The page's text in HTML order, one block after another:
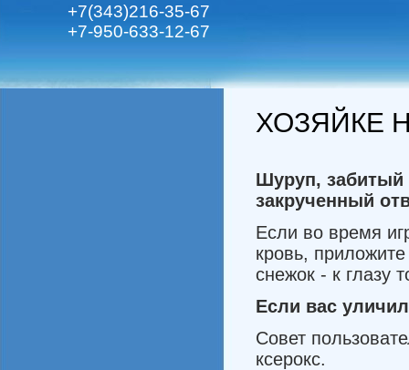
+7(343)216-35-67
+7-950-633-12-67
ХОЗЯЙКЕ
Шуруп, забитый
закрученный
Если во время
кровь,
снежок - к глазу
Если вас
Совет
ксерокс.